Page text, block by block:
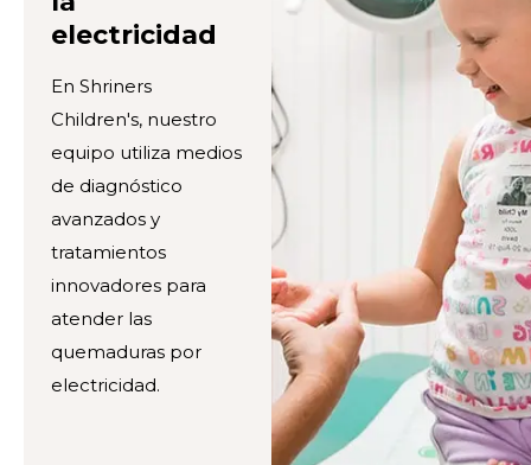
electricidad
En Shriners
Children's, nuestro
equipo utiliza medios
de diagnóstico
avanzados y
tratamientos
innovadores para
atender las
quemaduras por
electricidad.